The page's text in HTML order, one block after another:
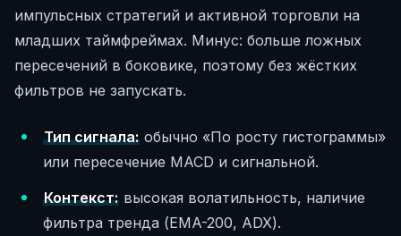
импульсных стратегий и активной торговли на
младших таймфреймах. Минус: больше ложных
пересечений в боковике, поэтому без жёстких
фильтров не запускать.
Тип сигнала:обычно «По росту гистограммы»
или пересечение MACD и сигнальной.
Контекст:высокая волатильность, наличие
фильтра тренда (EMA-200, ADX).